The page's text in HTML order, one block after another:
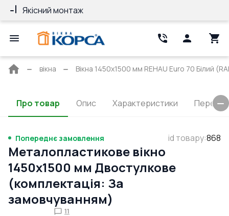
Якісний монтаж
Головна
вікна Вікна 1450x1500 мм REHAU Euro 70 Білий
Про товар Опис Характеристики
Попереднє замовлення id товару:868
Металопластикове вікно
1450x1500 мм Двостулкове
(комплектація: За
замовчуванням)
11